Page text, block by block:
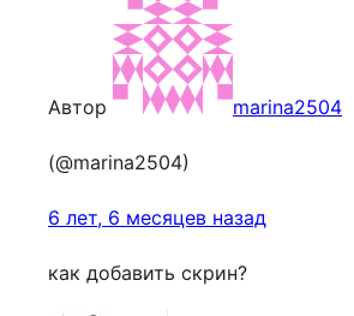
Автор marina2504
(@marina2504)
6 лет, 6 месяцев назад
как добавить скрин?